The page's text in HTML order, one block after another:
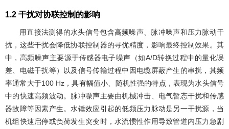
1.2 干扰对协联控制的影响
用直接法测得的水头信号包含高频噪声、脉冲噪声和压力脉动干
扰，这些干扰会降低协联控制器的寻优精度，影响最终控制效果。其
中，高频噪声主要源于传感器电子噪声（如A/D转换过程中的量化误
差、电磁干扰等）以及信号传输过程中因电缆屏蔽产生的串扰，其频
率通常大于100 Hz，具有幅值小、随机性强的特点，表现为水头信号
中的快速高频波动。脉冲噪声主要由机械冲击、电气暂态干扰和传感
器故障等因素产生。水锤效应引起的低频压力脉动是另一干扰源，当
机组快速启停或负荷发生突变时，水流惯性作用导致管道内压力急剧